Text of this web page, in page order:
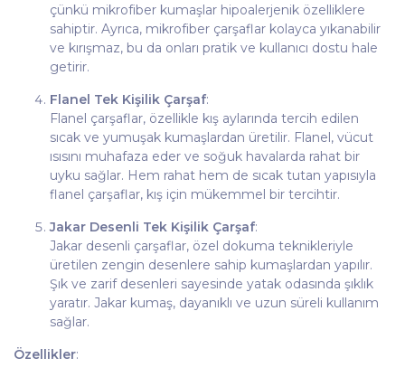
çünkü mikrofiber kumaşlar hipoalerjenik özelliklere
sahiptir. Ayrıca, mikrofiber çarşaflar kolayca yıkanabilir
ve kırışmaz, bu da onları pratik ve kullanıcı dostu hale
getirir.
Flanel Tek Kişilik Çarşaf:
Flanel çarşaflar, özellikle kış aylarında tercih edilen
sıcak ve yumuşak kumaşlardan üretilir. Flanel, vücut
ısısını muhafaza eder ve soğuk havalarda rahat bir
uyku sağlar. Hem rahat hem de sıcak tutan yapısıyla
flanel çarşaflar, kış için mükemmel bir tercihtir.
Jakar Desenli Tek Kişilik Çarşaf:
Jakar desenli çarşaflar, özel dokuma teknikleriyle
üretilen zengin desenlere sahip kumaşlardan yapılır.
Şık ve zarif desenleri sayesinde yatak odasında şıklık
yaratır. Jakar kumaş, dayanıklı ve uzun süreli kullanım
sağlar.
Özellikler: